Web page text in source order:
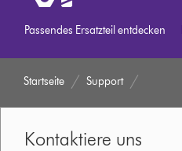
Passendes Ersatzteil entdecken
Startseite Support
Kontaktiere uns